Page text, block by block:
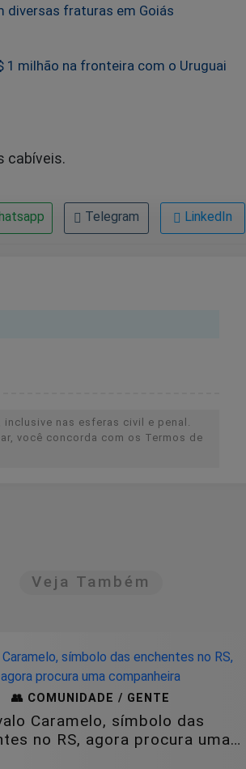
diversas fraturas em Goiás
1 milhão na fronteira com o Uruguai
cabíveis.
Telegram LinkedIn
nas esferas civil e penal.
você concorda com os Termos de
Veja Também
👥 COMUNIDADE / GENTE
Caramelo, símbolo das
no RS, agora procura uma